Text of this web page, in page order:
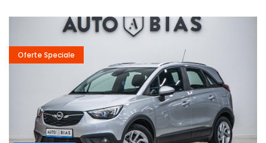
Oferte Speciale